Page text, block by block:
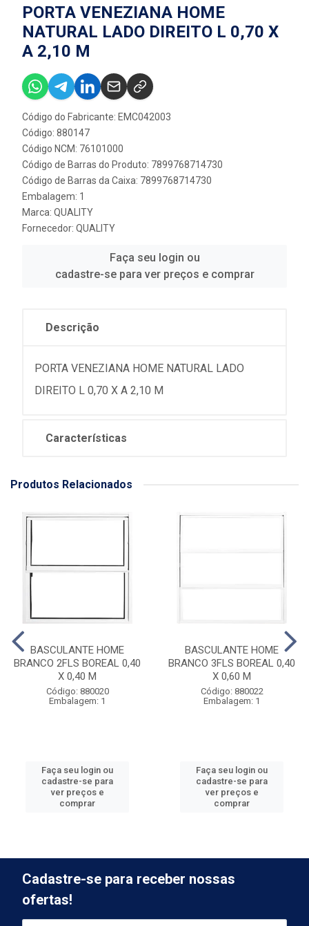
PORTA VENEZIANA HOME
NATURAL LADO DIREITO L 0,70 X
A 2,10 M
Código do Fabricante: EMC042003
Código: 880147
Código NCM: 76101000
Código de Barras do Produto: 7899768714730
Código de Barras da Caixa: 7899768714730
Embalagem: 1
Marca: QUALITY
Fornecedor: QUALITY
Faça seu login ou
cadastre-se para ver preços e comprar
Descrição
PORTA VENEZIANA HOME NATURAL LADO
DIREITO L 0,70 X A 2,10 M
Características
Produtos Relacionados
BASCULANTE HOME
BRANCO 2FLS BOREAL 0,40
X 0,40 M
Código: 880020
Embalagem: 1
Faça seu login ou
cadastre-se para
ver preços e
comprar
BASCULANTE HOME
BRANCO 3FLS BOREAL 0,40
X 0,60 M
Código: 880022
Embalagem: 1
Faça seu login ou
cadastre-se para
ver preços e
comprar
Cadastre-se para receber nossas
ofertas!